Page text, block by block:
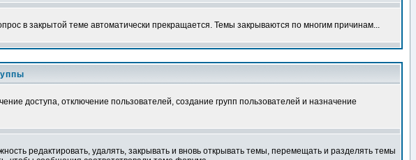
в закрытой теме автоматически прекращается. Темы закрываются по многим причинам...
доступа, отключение пользователей, создание групп пользователей и назначение
редактировать, удалять, закрывать и вновь открывать темы, перемещать и разделять темы